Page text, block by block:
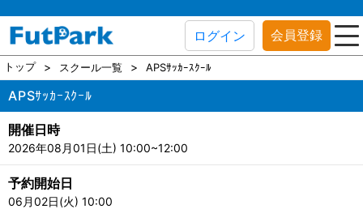
ログイン 会員登録
トップ スクール一覧 APSｻｯｶｰｽｸｰﾙ
APSｻｯｶｰｽｸｰﾙ
開催日時
2026年08月01日(土) 10:00~12:00
予約開始日
06月02日(火) 10:00